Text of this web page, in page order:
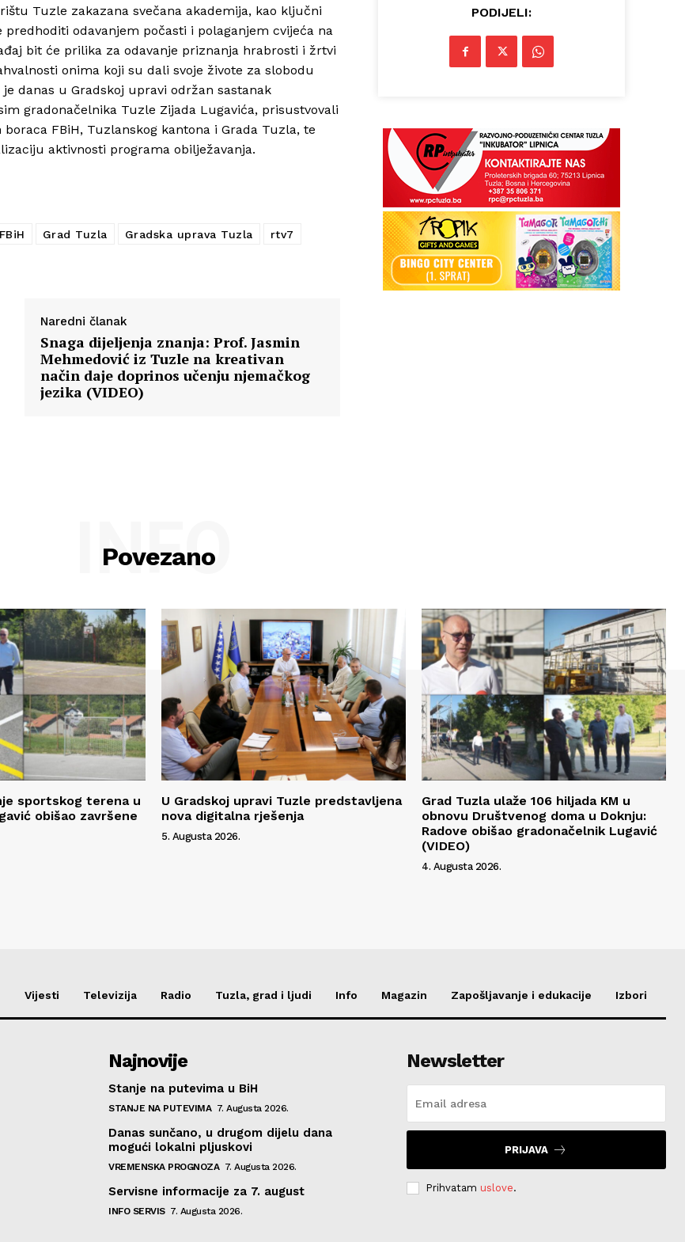
O nama
Tuzle zakazana svečana akademija, kao ključni
predhoditi odavanjem počasti i polaganjem cvijeća na
bit će prilika za odavanje priznanja hrabrosti i žrtvi
onima koji su dali svoje živote za slobodu
danas u Gradskoj upravi održan sastanak
gradonačelnika Tuzle Zijada Lugavića, prisustvovali
FBiH, Tuzlanskog kantona i Grada Tuzla, te
aktivnosti programa obilježavanja.
Grad Tuzla Gradska uprava Tuzla
rtv7
Naredni članak
Snaga dijeljenja znanja: Prof. Jasmin
Mehmedović iz Tuzle na kreativan
način daje doprinos učenju njemačkog
jezika (VIDEO)
PODIJELI:
Povezano
INFO
sportskog terena u
obišao završene
U Gradskoj upravi Tuzle predstavljena
nova digitalna rješenja
5. Augusta 2026.
Grad Tuzla ulaže 106 hiljada KM u
obnovu Društvenog doma u Doknju:
Radove obišao gradonačelnik Lugavić
(VIDEO)
4. Augusta 2026.
Vijesti Televizija Radio Tuzla, grad i ljudi Info Magazin Zapošljavanje i edukacije Izbori
Najnovije
Stanje na putevima u BiH
STANJE NA PUTEVIMA 7. Augusta 2026.
Danas sunčano, u drugom dijelu dana
mogući lokalni pljuskovi
VREMENSKA PROGNOZA 7. Augusta 2026.
Servisne informacije za 7. august
INFO SERVIS 7. Augusta 2026.
Newsletter
PRIJAVA
Prihvatam uslove.